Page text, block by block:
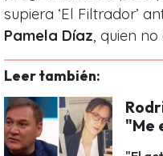
supiera ‘El Filtrador’
Pamela Díaz , quien
Leer también:
"Me